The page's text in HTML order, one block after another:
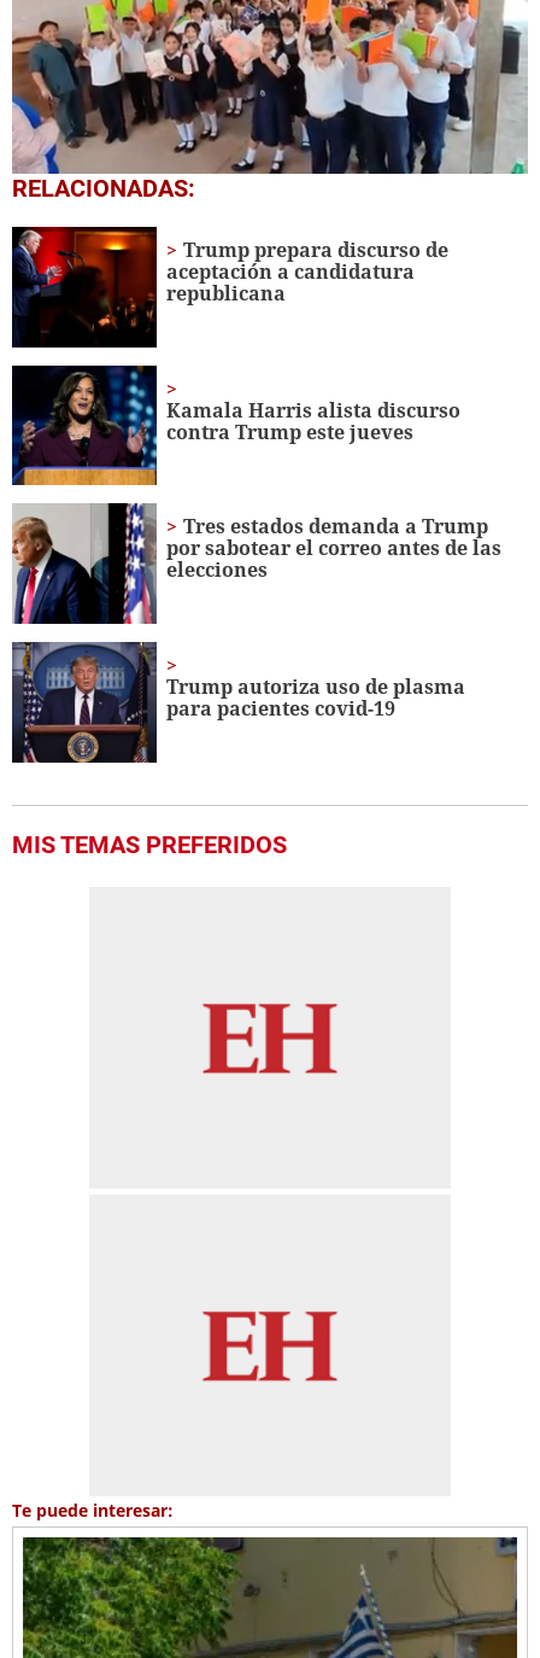
0
seconds
1
minute,
56
seconds
RELACIONADAS:
Trump prepara discurso de
aceptación a candidatura
republicana
Kamala Harris alista discurso
contra Trump este jueves
Tres estados demanda a Trump
por sabotear el correo antes de las
elecciones
Trump autoriza uso de plasma
para pacientes covid-19
MIS TEMAS PREFERIDOS
Te puede interesar: